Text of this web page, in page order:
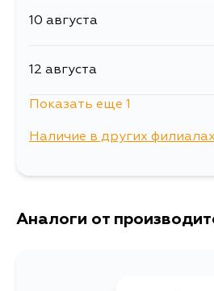
10 августа
12 августа
Показать еще 1
Наличие в других
г. Владивосток,
Аналоги от